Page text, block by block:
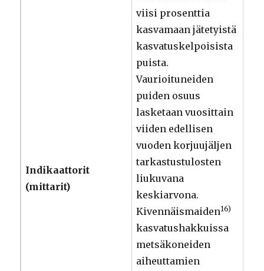
Indikaattorit
(mittarit)
viisi prosenttia
kasvamaan jätetyistä
kasvatuskelpoisista
puista.
Vaurioituneiden
puiden osuus
lasketaan vuosittain
viiden edellisen
vuoden korjuujäljen
tarkastustulosten
liukuvana
keskiarvona.
Kivennäismaiden16)
kasvatushakkuissa
metsäkoneiden
aiheuttamien